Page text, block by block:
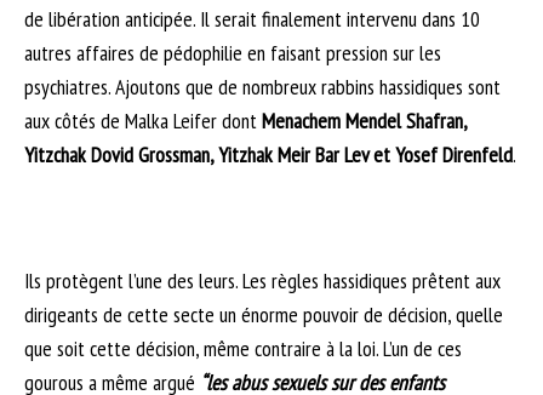
de libération anticipée. Il serait finalement intervenu dans 10
autres affaires de pédophilie en faisant pression sur les
psychiatres. Ajoutons que de nombreux rabbins hassidiques sont
aux côtés de Malka Leifer dont Menachem Mendel Shafran,
Yitzchak Dovid Grossman, Yitzhak Meir Bar Lev et Yosef Direnfeld.
Ils protègent l’une des leurs. Les règles hassidiques prêtent aux
dirigeants de cette secte un énorme pouvoir de décision, quelle
que soit cette décision, même contraire à la loi. L’un de ces
gourous a même argué “les abus sexuels sur des enfants